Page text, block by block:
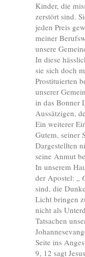
Kinder, die
zerstört sind.
jeden Preis
meiner
unsere
In diese
sie sich doch
Prostituierten
unserer
in das Bonner
Aussätzigen,
Ein weiterer
Gutem, seiner
Dargestellten
seine Anmut
In unserem
der Apostel: „
sind, die
Licht bringen
nicht als
Tatsachen
Seite ins
9, 12 sagt